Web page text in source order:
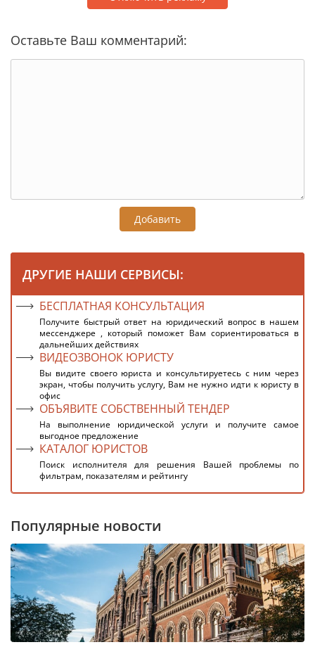
Оставьте Ваш комментарий:
Добавить
ДРУГИЕ НАШИ СЕРВИСЫ:
БЕСПЛАТНАЯ КОНСУЛЬТАЦИЯ
Получите быстрый ответ на юридический вопрос в нашем
мессенджере , который поможет Вам сориентироваться в
дальнейших действиях
ВИДЕОЗВОНОК ЮРИСТУ
Вы видите своего юриста и консультируетесь с ним через
экран, чтобы получить услугу, Вам не нужно идти к юристу в
офис
ОБЪЯВИТЕ СОБСТВЕННЫЙ ТЕНДЕР
На выполнение юридической услуги и получите самое
выгодное предложение
КАТАЛОГ ЮРИСТОВ
Поиск исполнителя для решения Вашей проблемы по
фильтрам, показателям и рейтингу
Популярные новости